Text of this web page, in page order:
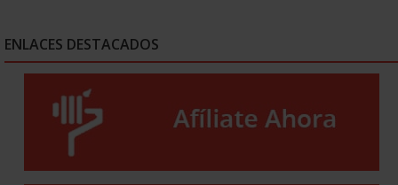
ENLACES DESTACADOS